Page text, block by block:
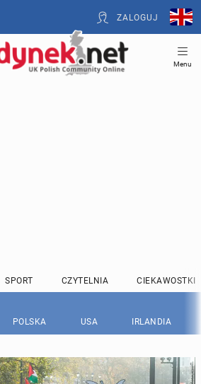
ZALOGUJ
Menu
SPORT CZYTELNIA CIEKAWOSTKI
POLSKA USA IRLANDIA